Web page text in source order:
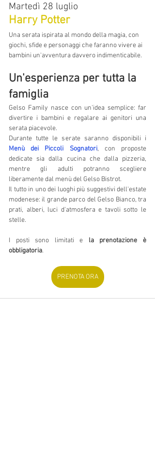
Martedì 28 luglio
Harry Potter
Una serata ispirata al mondo della magia, con
giochi, sfide e personaggi che faranno vivere ai
bambini un'avventura davvero indimenticabile.
Un'esperienza per tutta la
famiglia
Gelso Family nasce con un'idea semplice: far
divertire i bambini e regalare ai genitori una
serata piacevole.
Menù dei Piccoli Sognatori, con proposte
dedicate sia dalla cucina che dalla pizzeria,
mentre gli adulti potranno scegliere
liberamente dal menù del Gelso Bistrot.
Il tutto in uno dei luoghi più suggestivi dell'estate
modenese: il grande parco del Gelso Bianco, tra
prati, alberi, luci d'atmosfera e tavoli sotto le
stelle.
I posti sono limitati e la prenotazione è
obbligatoria.
PRENOTA ORA